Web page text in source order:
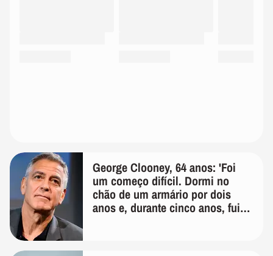
George Clooney, 64 anos: 'Foi
um começo difícil. Dormi no
chão de um armário por dois
anos e, durante cinco anos, fui